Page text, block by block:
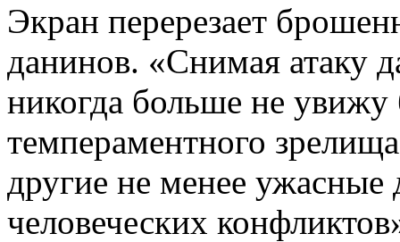
Экран перерезает
данинов. «Снимая атаку
никогда больше не увижу
темпераментного
другие не менее
человеческих